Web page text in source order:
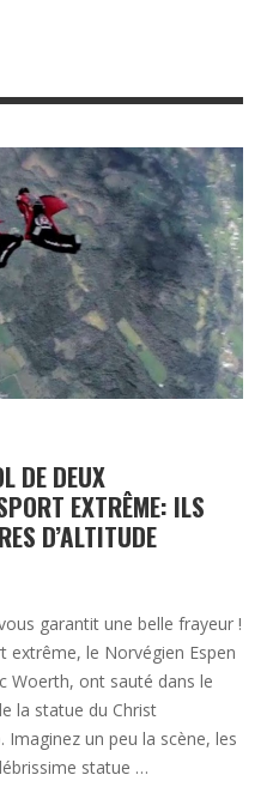
DE DEUX
EXTRÊME: ILS
D’ALTITUDE
garantit une belle frayeur !
extrême, le Norvégien Espen
Woerth, ont sauté dans le
la statue du Christ
Imaginez un peu la scène, les
statue …